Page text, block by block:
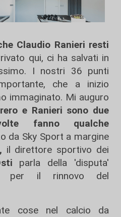
Claudio Ranieri resti
qui, ci ha salvati in
I nostri 36 punti
che a inizio
immaginato. Mi auguro
e Ranieri sono due
fanno qualche
da Sky Sport a margine
il direttore sportivo dei
parla della 'disputa'
per il rinnovo del
cose nel calcio da